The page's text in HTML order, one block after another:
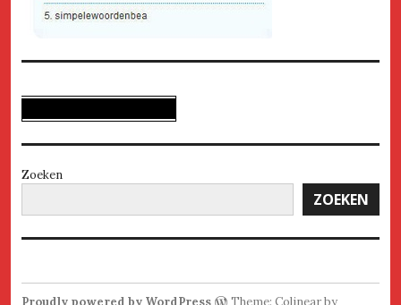
Zoeken
ZOEKEN
Proudly powered by WordPress Theme: Colinear by